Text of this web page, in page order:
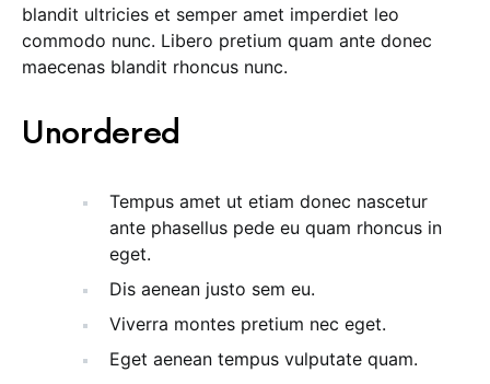
blandit ultricies et semper amet imperdiet leo
commodo nunc. Libero pretium quam ante donec
maecenas blandit rhoncus nunc.
Unordered
Tempus amet ut etiam donec nascetur
ante phasellus pede eu quam rhoncus in
eget.
Dis aenean justo sem eu.
Viverra montes pretium nec eget.
Eget aenean tempus vulputate quam.